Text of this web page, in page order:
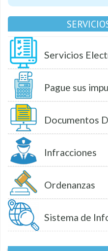
Servicios
Pague sus
Documentos
Infracciones
Ordenanzas
Sistema de